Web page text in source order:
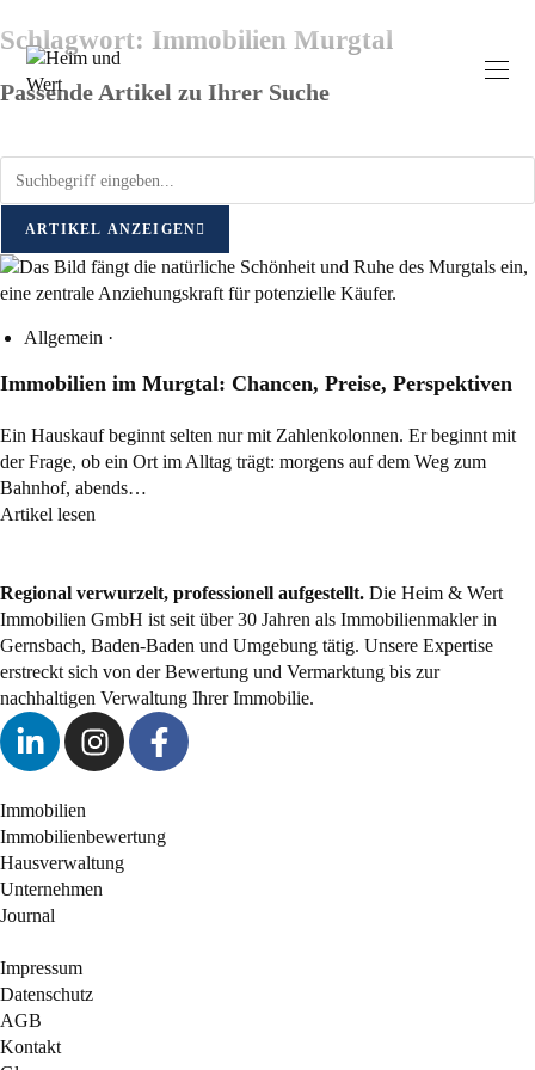
Schlagwort: Immobilien Murgtal
Passende Artikel zu Ihrer Suche
ARTIKEL ANZEIGEN
Allgemein ·
Immobilien im Murgtal: Chancen, Preise, Perspektiven
Ein Hauskauf beginnt selten nur mit Zahlenkolonnen. Er beginnt mit
der Frage, ob ein Ort im Alltag trägt: morgens auf dem Weg zum
Bahnhof, abends…
Artikel lesen
Regional verwurzelt, professionell aufgestellt. Die Heim & Wert
Immobilien GmbH ist seit über 30 Jahren als Immobilienmaklerin
Gernsbach, Baden-Baden und Umgebung tätig. Unsere Expertise
erstreckt sich von der Bewertung und Vermarktung bis zur
nachhaltigen Verwaltung Ihrer Immobilie.
Immobilien
Immobilienbewertung
Hausverwaltung
Unternehmen
Journal
Impressum
Datenschutz
AGB
Kontakt